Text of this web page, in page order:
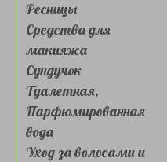
Ресницы
Средства для
макияжа
Сундучок
Туалетная,
Парфюмированная
вода
Уход за волосами и